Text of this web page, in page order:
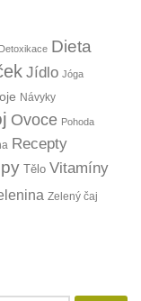
Detoxikace Dieta
Jídlo Jóga
Návyky
Ovoce Pohoda
Recepty
Tělo Vitamíny
Zelený čaj